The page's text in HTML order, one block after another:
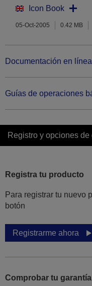
Icon Book
05-Oct-2005 0.42 MB
Documentación en línea
Guías de operaciones
Registro y opciones de
Registra tu producto
Para registrar tu nuevo
botón
Registrarme ahora
Comprobar tu garantía